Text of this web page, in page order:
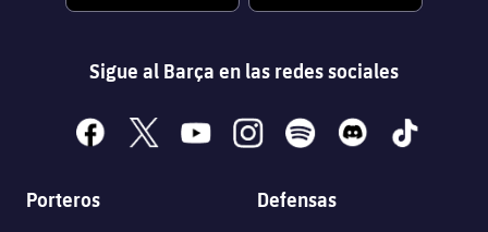
Sigue al Barça en las redes sociales
facebook
x youtubeinstagramspotify discord tiktok
Porteros Defensas